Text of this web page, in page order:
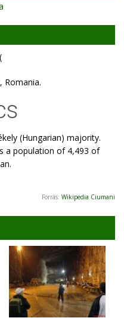
(
Romania.
(Hungarian) majority.
a population of 4,493 of
Forrás: Wikipedia Ciumani